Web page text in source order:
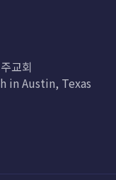
교회
in Austin, Texas